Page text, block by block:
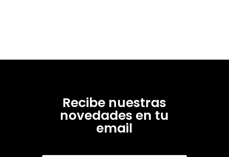
Recibe nuestras
novedades en tu
email